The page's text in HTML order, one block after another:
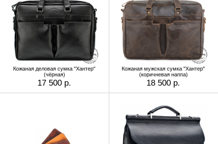
Кожаная деловая сумка "Хантер"
(чёрная)
17 500 р.
Кожаная мужская сумка "Хантер"
(коричневая наппа)
18 500 р.